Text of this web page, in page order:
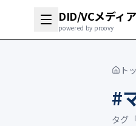
DID/VCメディア
powered by proovy
ト
#
タグ